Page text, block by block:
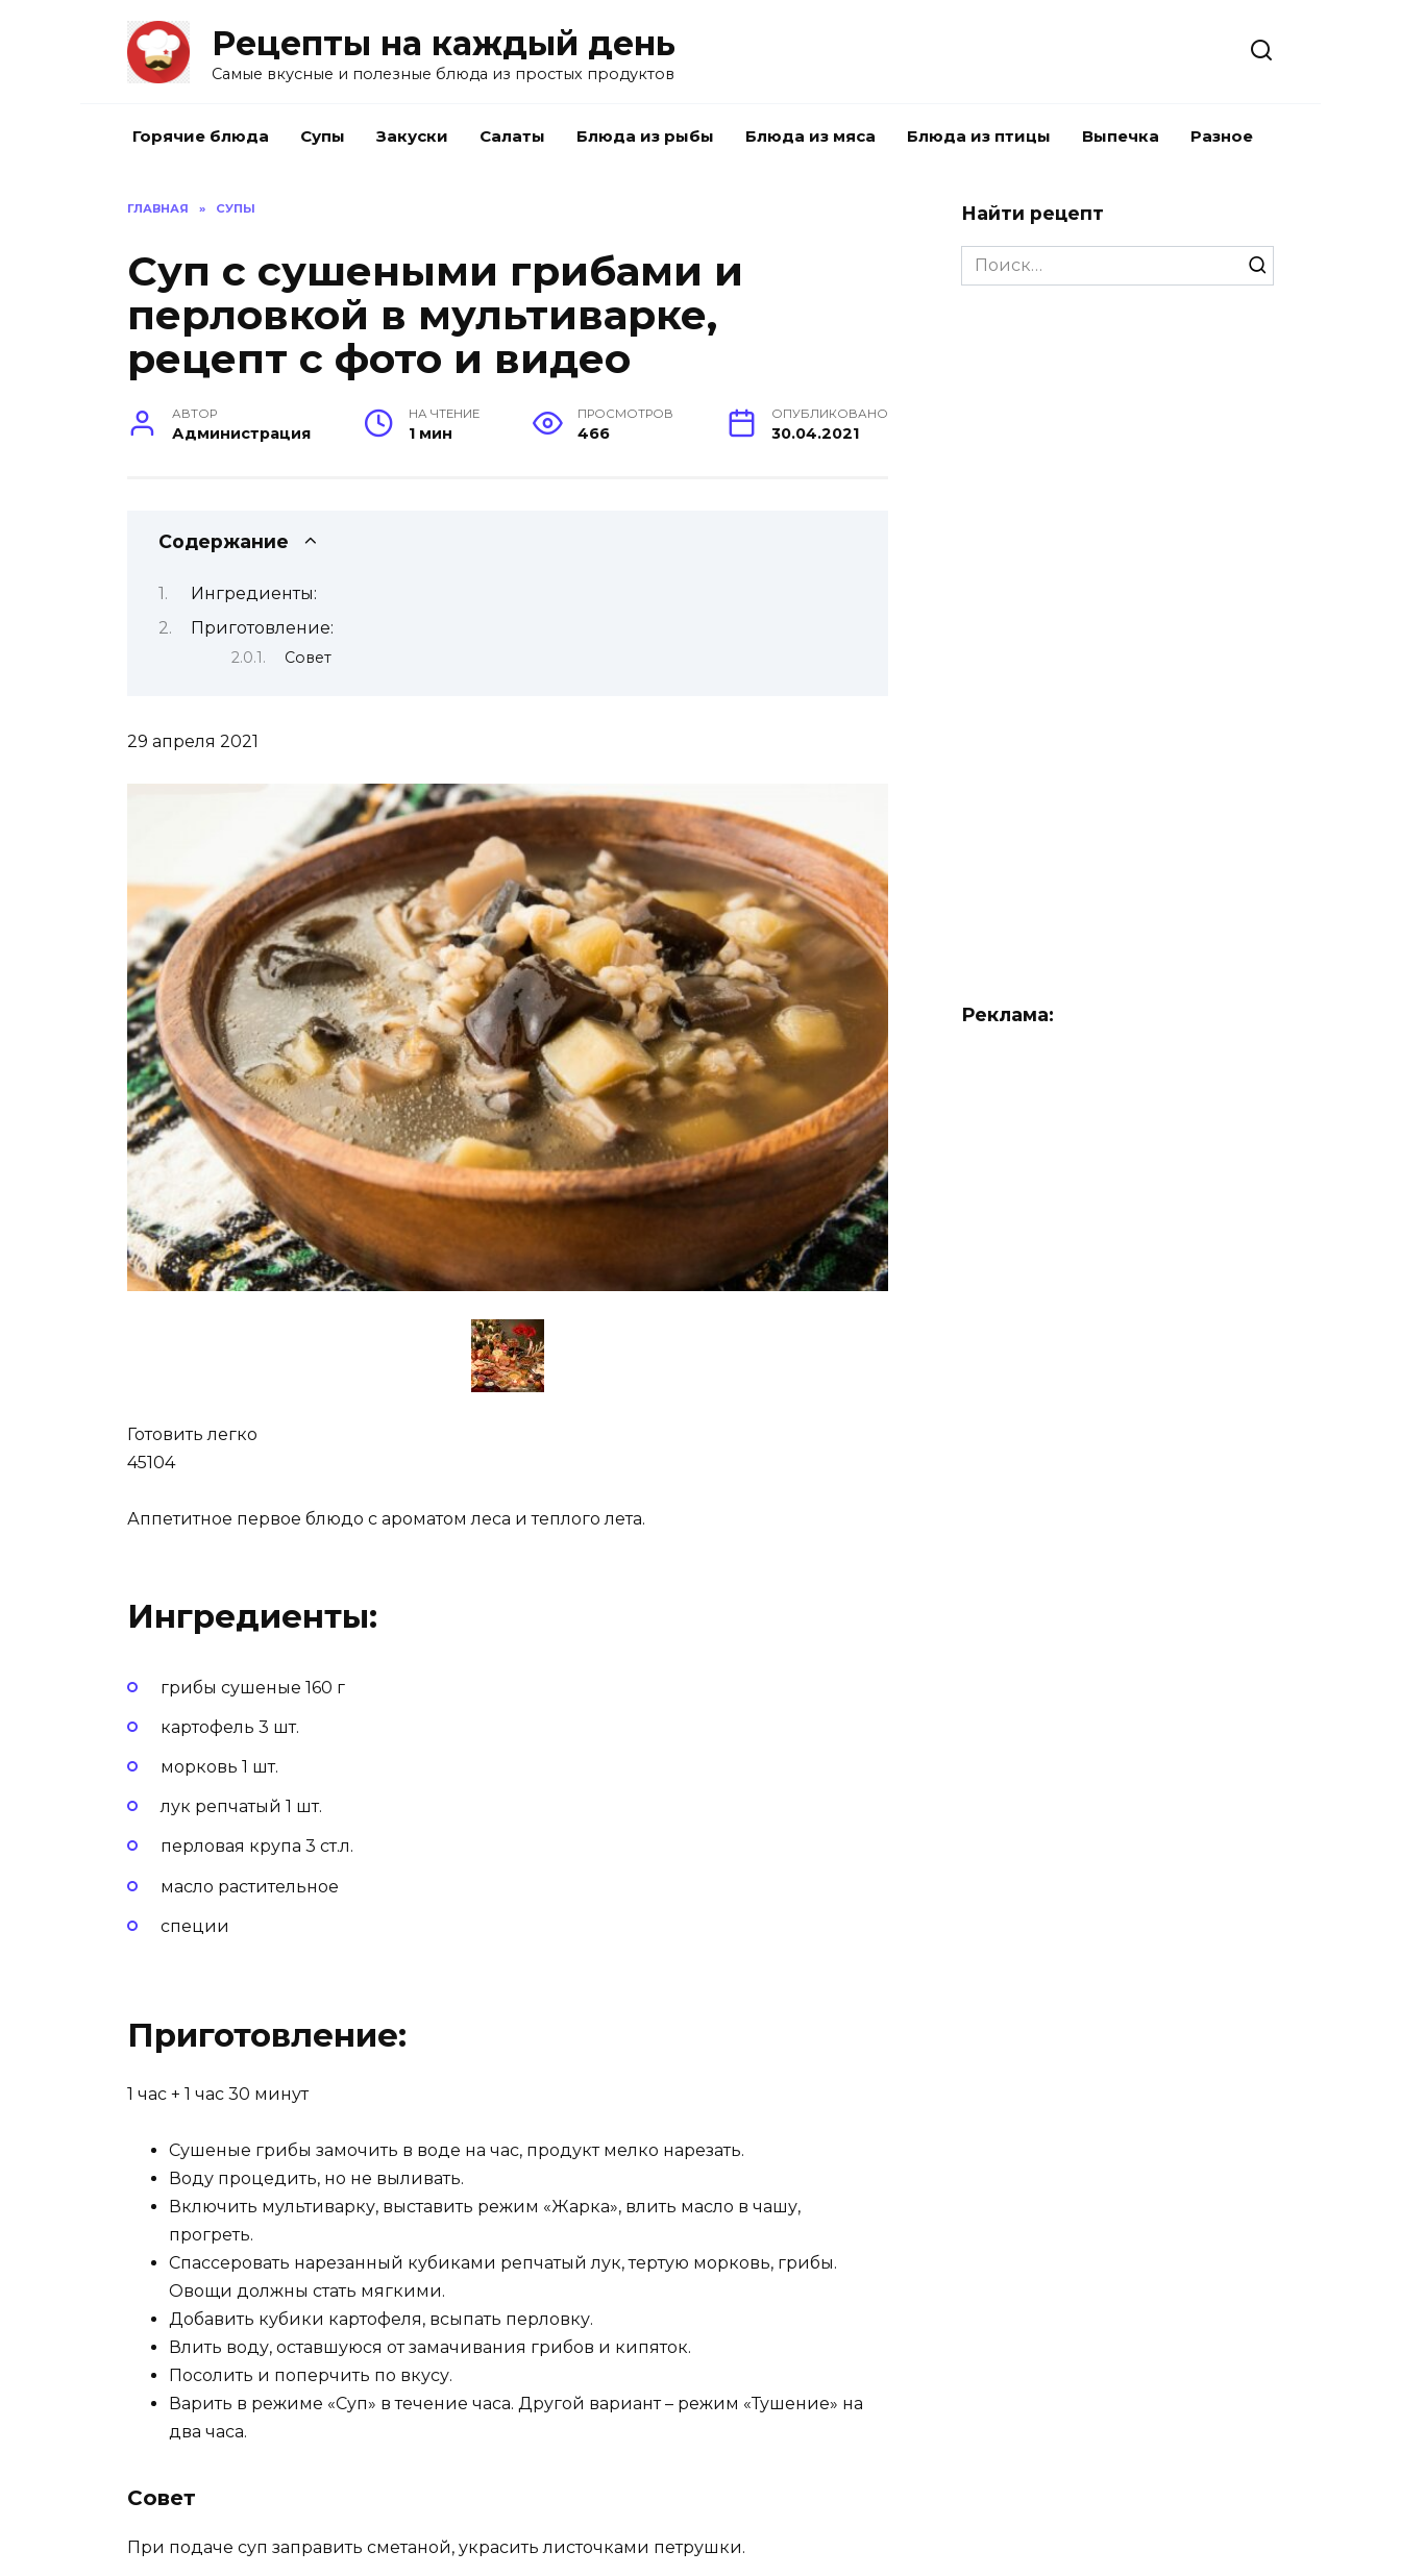
Рецепты на каждый день
Самые вкусные и полезные блюда из простых продуктов
Горячие блюда Супы Закуски Салаты Блюда из рыбы Блюда из мяса Блюда из птицы Выпечка Разное
ГЛАВНАЯ » СУПЫ
Суп с сушеными грибами и
перловкой в мультиварке,
рецепт с фото и видео
АВТОР
Администрация
НА ЧТЕНИЕ
1 мин
ПРОСМОТРОВ
466
ОПУБЛИКОВАНО
30.04.2021
Содержание
Ингредиенты:
Приготовление:
Совет
29 апреля 2021
Готовить легко
45104
Аппетитное первое блюдо с ароматом леса и теплого лета.
Ингредиенты:
грибы сушеные 160 г
картофель 3 шт.
морковь 1 шт.
лук репчатый 1 шт.
перловая крупа 3 ст.л.
масло растительное
специи
Приготовление:
1 час + 1 час 30 минут
Сушеные грибы замочить в воде на час, продукт мелко нарезать.
Воду процедить, но не выливать.
Включить мультиварку, выставить режим «Жарка», влить масло в чашу,
прогреть.
Спассеровать нарезанный кубиками репчатый лук, тертую морковь, грибы.
Овощи должны стать мягкими.
Добавить кубики картофеля, всыпать перловку.
Влить воду, оставшуюся от замачивания грибов и кипяток.
Посолить и поперчить по вкусу.
Варить в режиме «Суп» в течение часа. Другой вариант – режим «Тушение» на
два часа.
Совет
При подаче суп заправить сметаной, украсить листочками петрушки.
Найти рецепт
Search
for:
Реклама: